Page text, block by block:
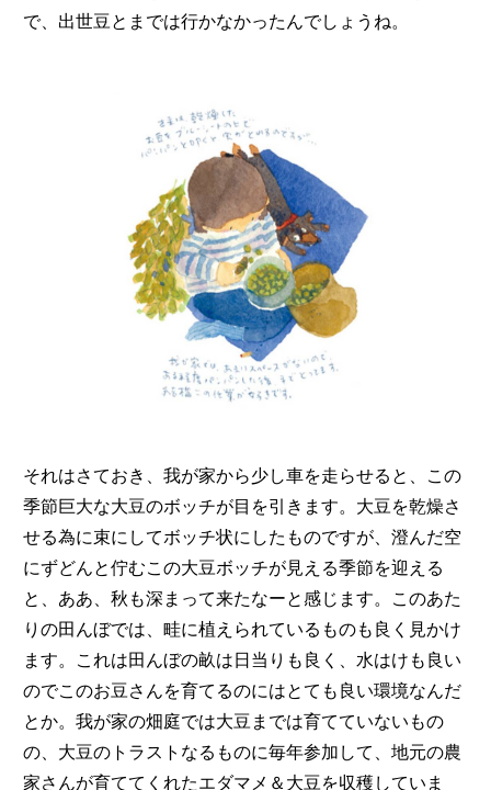
で、出世豆とまでは行かなかったんでしょうね。
それはさておき、我が家から少し車を走らせると、この
季節巨大な大豆のボッチが目を引きます。大豆を乾燥さ
せる為に束にしてボッチ状にしたものですが、澄んだ空
にずどんと佇むこの大豆ボッチが見える季節を迎える
と、ああ、秋も深まって来たなーと感じます。このあた
りの田んぼでは、畦に植えられているものも良く見かけ
ます。これは田んぼの畝は日当りも良く、水はけも良い
のでこのお豆さんを育てるのにはとても良い環境なんだ
とか。我が家の畑庭では大豆までは育てていないもの
の、大豆のトラストなるものに毎年参加して、地元の農
家さんが育ててくれたエダマメ＆大豆を収穫していま